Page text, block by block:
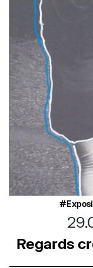
Regards